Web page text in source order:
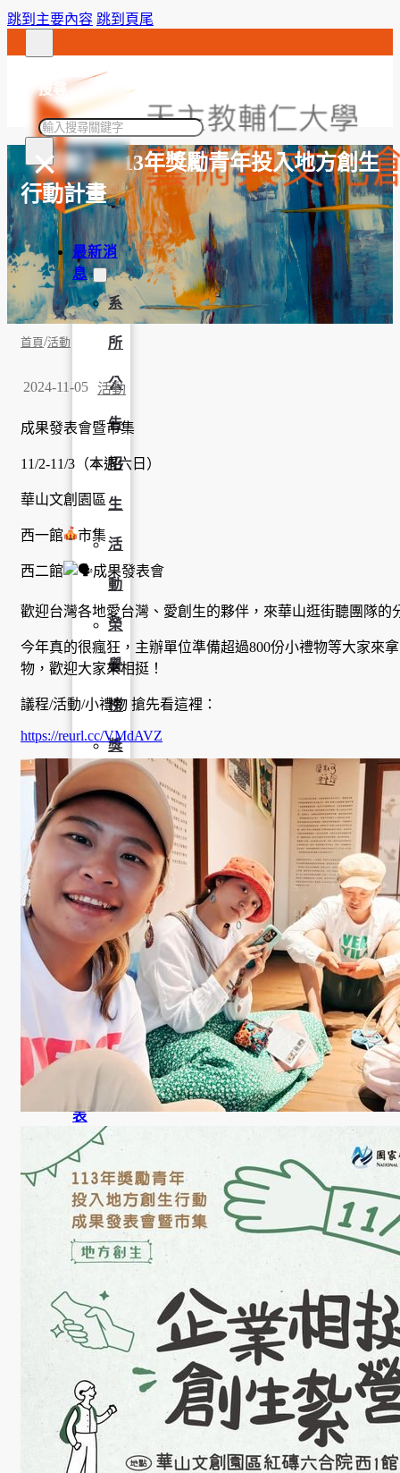
跳到主要內容 跳到頁尾
搜尋
搜
×
最新消
息
系
所
公
告
招
生
活
動
榮
譽
榜
獎
助
學
金
學程簡
介
師資陣
容
課程資
招生資
成果發
表
活動集
錦
大
會
責
【活動】 113年獎勵青年投入地方創生
行動計畫
首頁/活動
2024-11-05 活動
成果發表會暨市集
11/2-11/3（本週六日）
華山文創園區
西一館 市集
西二館 成果發表會
歡迎台灣各地愛台灣、愛創生的夥伴，來華山逛街聽團隊的
今年真的很瘋狂，主辦單位準備超過800份小禮物等大家來
物，歡迎大家來相挺！
議程/活動/小禮物 搶先看這裡：
https://reurl.cc/VMdAVZ